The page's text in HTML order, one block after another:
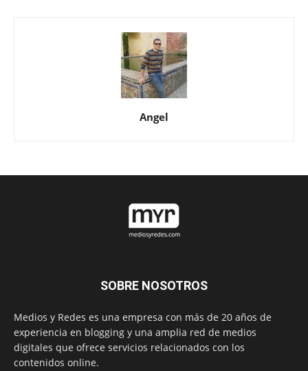
Angel
SOBRE NOSOTROS
Medios y Redes es una empresa con más de 20 años de
experiencia en blogging y una amplia red de medios
digitales que ofrece servicios relacionados con los
contenidos online.